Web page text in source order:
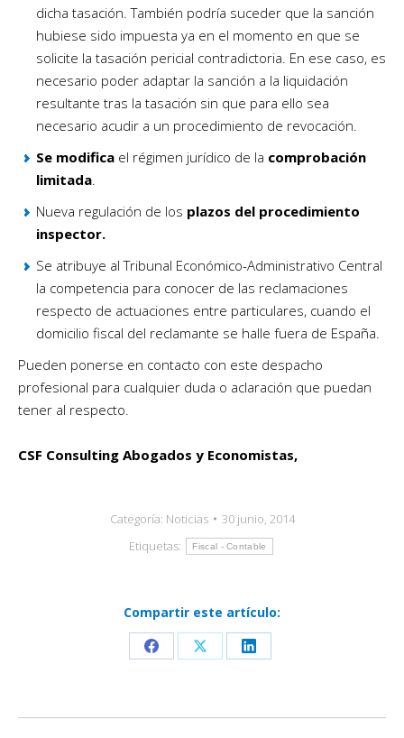
dicha tasación. También podría suceder que la sanción
hubiese sido impuesta ya en el momento en que se
solicite la tasación pericial contradictoria. En ese caso, es
necesario poder adaptar la sanción a la liquidación
resultante tras la tasación sin que para ello sea
necesario acudir a un procedimiento de revocación.
Se modifica el régimen jurídico de la comprobación
limitada
Nueva regulación de los plazos del procedimiento
inspector.
Se atribuye al Tribunal Económico-Administrativo Central
la competencia para conocer de las reclamaciones
respecto de actuaciones entre particulares, cuando el
domicilio fiscal del reclamante se halle fuera de España.
Pueden ponerse en contacto con este despacho
profesional para cualquier duda o aclaración que puedan
tener al respecto.
CSF Consulting Abogados y Economistas,
Categoría: Noticias
30 junio, 2014
Etiquetas:
Fiscal - Contable
Compartir este artículo:
Share
Facebook
Share
X
Share
LinkedIn